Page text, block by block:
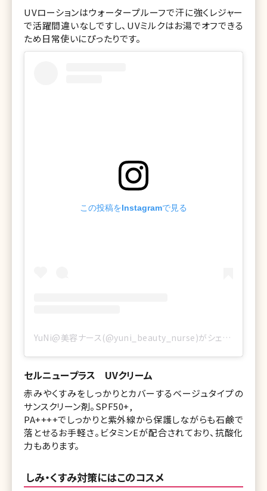
UVローションはウォータープルーフで汗に強くレジャー
で活躍間違いなしですし、UVミルクはお湯でオフできる
ため日常使いにぴったりです。
この投稿をInstagramで見る
YuNi@美容ナース(@yuni_beauty_nurse)がシェアした投稿
セルニュープラス UVクリーム
赤みやくすみをしっかりとカバーするベージュタイプの
サンスクリーン剤。SPF50+,
PA++++でしっかりと紫外線から保護しながらも石鹸で
落とせるお手軽さ。ビタミンEが配合されており、抗酸化
力もあります。
しみ・くすみ対策にはこのコスメ